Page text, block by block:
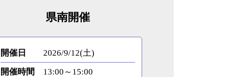
県南開催
開催日 2026/9/12(土)
開催時間 13:00～15:00